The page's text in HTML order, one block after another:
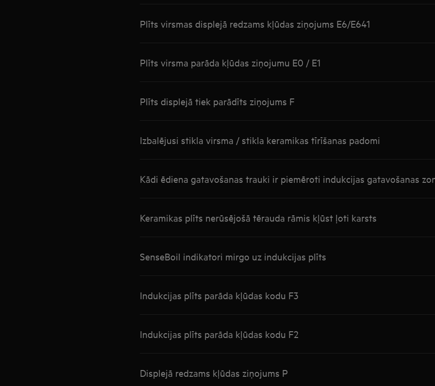
Plīts virsmas displejā redzams kļūdas ziņojums E6/E641
Plīts virsma parāda kļūdas ziņojumu E0 / E1
Plīts displejā tiek parādīts ziņojums F
Izbalējusi stikla virsma / stikla keramikas tīrīšanas padomi
Kādi ēdiena gatavošanas trauki ir piemēroti indukcijas gatavošanas
Keramikas plīts nerūsējošā tērauda rāmis kļūst ļoti karsts
SenseBoil indikatori mirgo uz indukcijas plīts
Indukcijas plīts parāda kļūdas kodu F3
Indukcijas plīts parāda kļūdas kodu F2
Displejā redzams kļūdas ziņojums P